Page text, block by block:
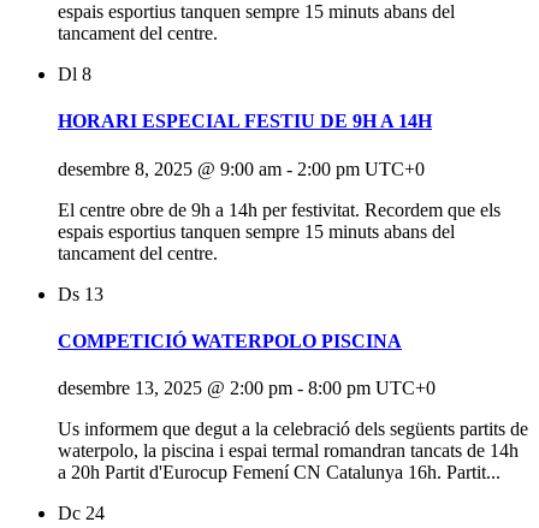
espais esportius tanquen sempre 15 minuts abans del
tancament del centre.
Dl 8
HORARI ESPECIAL FESTIU DE 9H A 14H
desembre 8, 2025 @ 9:00 am - 2:00 pm UTC+0
El centre obre de 9h a 14h per festivitat. Recordem que els
espais esportius tanquen sempre 15 minuts abans del
tancament del centre.
Ds 13
COMPETICIÓ WATERPOLO PISCINA
desembre 13, 2025 @ 2:00 pm - 8:00 pm UTC+0
Us informem que degut a la celebració dels següents partits de
waterpolo, la piscina i espai termal romandran tancats de 14h
a 20h Partit d'Eurocup Femení CN Catalunya 16h. Partit...
Dc 24